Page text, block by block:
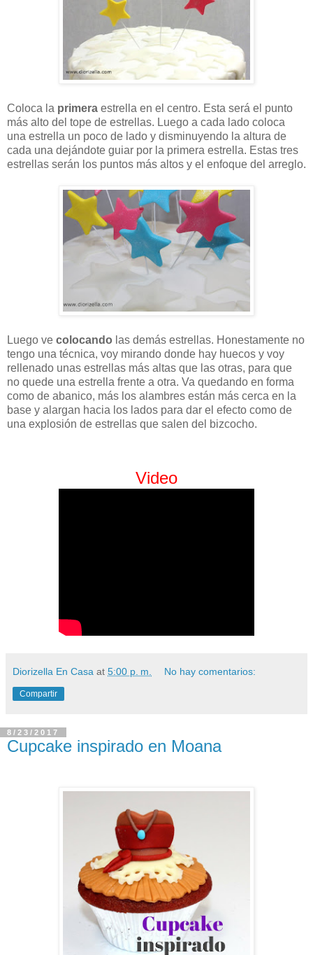
Coloca la primera estrella en el centro. Esta será el punto
más alto del tope de estrellas. Luego a cada lado coloca
una estrella un poco de lado y disminuyendo la altura de
cada una dejándote guiar por la primera estrella. Estas tres
estrellas serán los puntos más altos y el enfoque del arreglo.
Luego ve colocando las demás estrellas. Honestamente no
tengo una técnica, voy mirando donde hay huecos y voy
rellenado unas estrellas más altas que las otras, para que
no quede una estrella frente a otra. Va quedando en forma
como de abanico, más los alambres están más cerca en la
base y alargan hacia los lados para dar el efecto como de
una explosión de estrellas que salen del bizcocho.
Video
Diorizella En Casa at 5:00 p. m. No hay comentarios:
Compartir
8/23/2017
Cupcake inspirado en Moana